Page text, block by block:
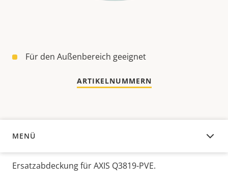
Für den Außenbereich geeignet
ARTIKELNUMMERN
MENÜ
ÜBERSICHT
Ersatzabdeckung für AXIS Q3819-PVE.